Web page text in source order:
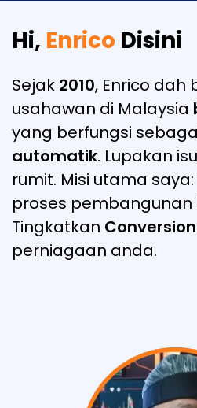
Hi, Enrico Disini
Sejak 2010, Enrico dah
usahawan di Malaysia
yang berfungsi
automatik. Lupakan
rumit. Misi utama
proses
Tingkatkan
perniagaan anda.